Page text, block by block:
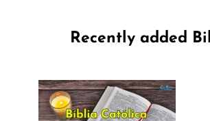
Recently added